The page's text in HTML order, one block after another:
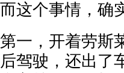
而这个事情，确
第一，开着劳斯
后驾驶，还出了